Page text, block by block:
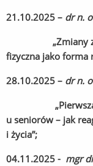
21.10.2025 – dr n. o
„Zmiany
fizyczna jako forma
28.10.2025 – dr n. o
„Pierwsza
u seniorów – jak
i życia”;
04.11.2025 - mgr